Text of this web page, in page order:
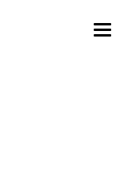
Toggle